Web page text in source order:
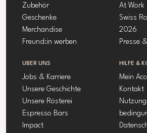
Zubehör
Geschenke
Merchandise
Freund:in werben
At Work
Swiss
2026
Presse
ÜBER UNS
Jobs & Karriere
Unsere Geschichte
Unsere Rösterei
Espresso Bars
Impact
HILFE &
Mein
Kontakt